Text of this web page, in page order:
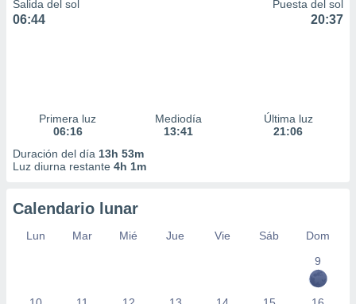
Salida del sol
06:44
Puesta del sol
20:37
Primera luz
06:16
Mediodía
13:41
Última luz
21:06
Duración del día 13h 53m
Luz diurna restante 4h 1m
Calendario lunar
Lun Mar Mié Jue Vie Sáb
Dom
9